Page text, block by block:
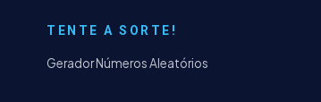
TENTE A SORTE!
Gerador Números Aleatórios